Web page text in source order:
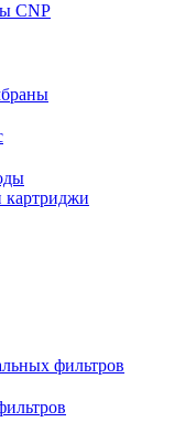
CNP
картриджи
фильтров